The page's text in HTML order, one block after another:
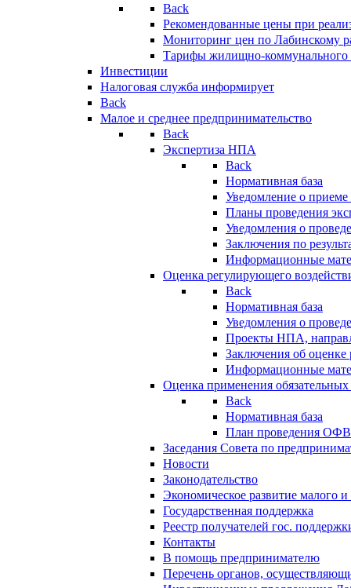
Back
Рекомендованные цены при
Мониторинг цен по Лабинскому
Тарифы жилищно-коммунального
Инвестиции
Налоговая служба информирует
Back
Малое и среднее предпринимательство
Back
Экспертиза НПА
Back
Нормативная база
Уведомление о
Планы проведения
Уведомления о
Заключения по
Информационные
Оценка регулирующего
Back
Нормативная база
Уведомления о
Проекты НПА,
Заключения об
Информационные
Оценка применения
Back
Нормативная база
План проведения
Заседания Совета по
Новости
Законодательство
Экономическое развитие малого и
Государственная поддержка
Реестр получателей гос.
Контакты
В помощь предпринимателю
Перечень органов,